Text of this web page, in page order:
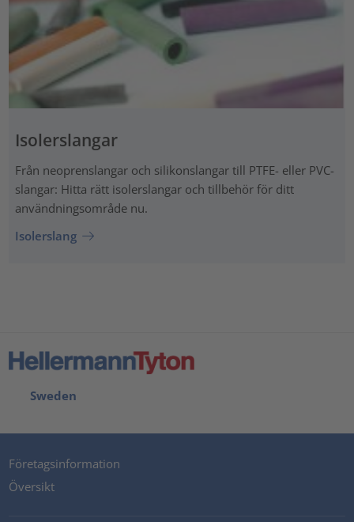
Isolerslangar
Från neoprenslangar och silikonslangar till PTFE- eller PVC-
slangar: Hitta rätt isolerslangar och tillbehör för ditt
användningsområde nu.
Isolerslang
Sweden
Företagsinformation
Översikt